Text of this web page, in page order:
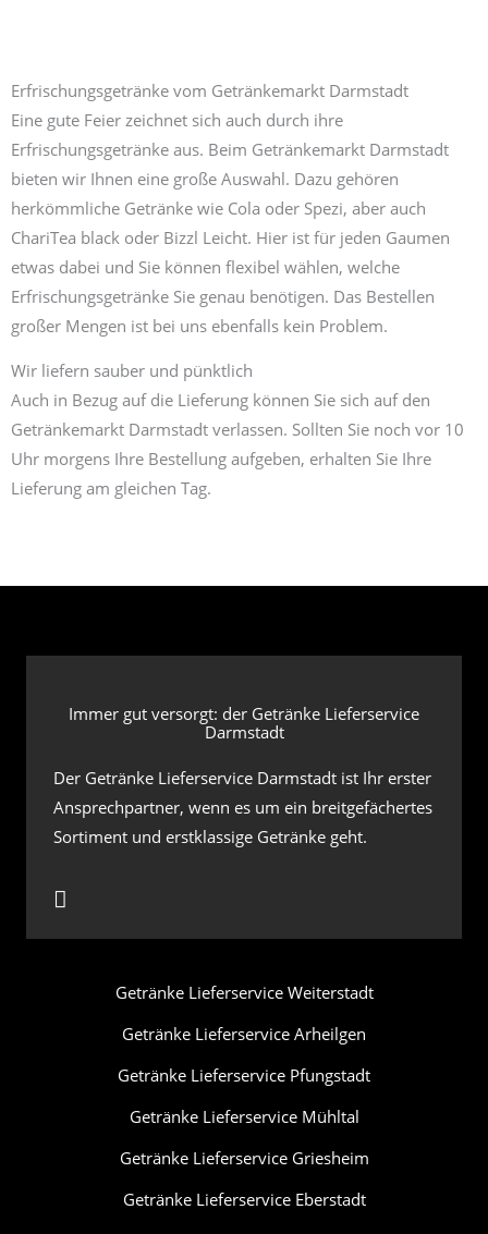
Erfrischungsgetränke vom Getränkemarkt Darmstadt
Eine gute Feier zeichnet sich auch durch ihre
Erfrischungsgetränke aus. Beim Getränkemarkt Darmstadt
bieten wir Ihnen eine große Auswahl. Dazu gehören
herkömmliche Getränke wie Cola oder Spezi, aber auch
ChariTea black oder Bizzl Leicht. Hier ist für jeden Gaumen
etwas dabei und Sie können flexibel wählen, welche
Erfrischungsgetränke Sie genau benötigen. Das Bestellen
großer Mengen ist bei uns ebenfalls kein Problem.
Wir liefern sauber und pünktlich
Auch in Bezug auf die Lieferung können Sie sich auf den
Getränkemarkt Darmstadt verlassen. Sollten Sie noch vor 10
Uhr morgens Ihre Bestellung aufgeben, erhalten Sie Ihre
Lieferung am gleichen Tag.
Immer gut versorgt: der Getränke Lieferservice
Darmstadt
Der Getränke Lieferservice Darmstadt ist Ihr erster
Ansprechpartner, wenn es um ein breitgefächertes
Sortiment und erstklassige Getränke geht.
Getränke Lieferservice Weiterstadt
Getränke Lieferservice Arheilgen
Getränke Lieferservice Pfungstadt
Getränke Lieferservice Mühltal
Getränke Lieferservice Griesheim
Getränke Lieferservice Eberstadt